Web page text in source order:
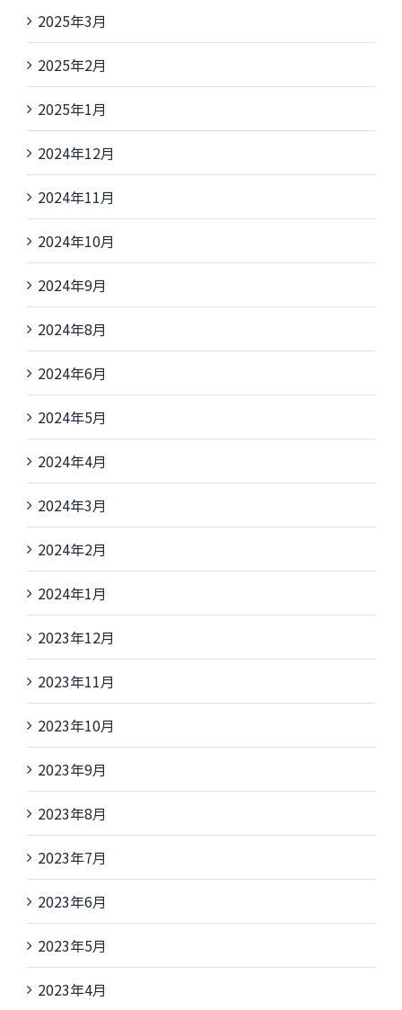
2025年3月
2025年2月
2025年1月
2024年12月
2024年11月
2024年10月
2024年9月
2024年8月
2024年6月
2024年5月
2024年4月
2024年3月
2024年2月
2024年1月
2023年12月
2023年11月
2023年10月
2023年9月
2023年8月
2023年7月
2023年6月
2023年5月
2023年4月